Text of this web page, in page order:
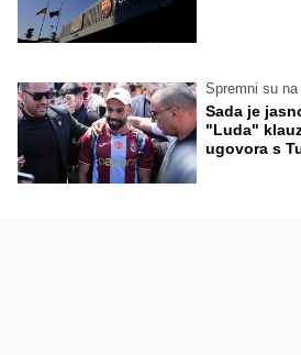
Spremni su
Sada je
"Luda"
ugovora s